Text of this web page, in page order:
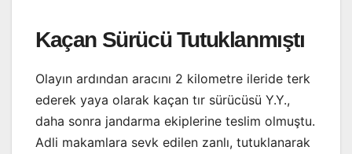
Kaçan Sürücü Tutuklanmıştı
Olayın ardından aracını 2 kilometre ileride terk
ederek yaya olarak kaçan tır sürücüsü Y.Y.,
daha sonra jandarma ekiplerine teslim olmuştu.
Adli makamlara sevk edilen zanlı, tutuklanarak